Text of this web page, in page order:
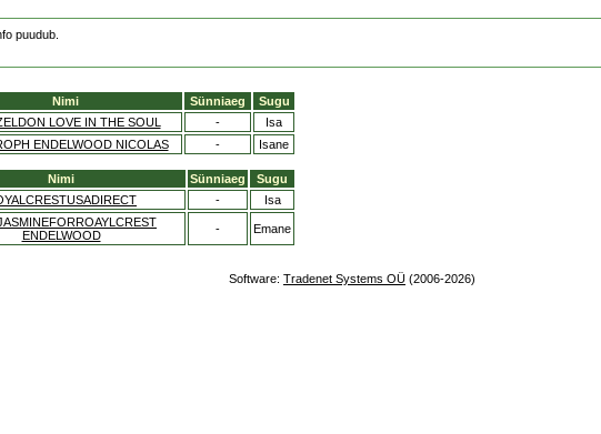
puudub.
Nimi Sünniaeg
Sugu
LOVE IN THE SOUL -
Isa
ENDELWOOD NICOLAS - Isane
Nimi Sünniaeg
Sugu
- Isa
ENDELWOOD
- Emane
Software: Tradenet Systems OÜ (2006-2026)